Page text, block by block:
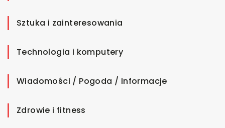
Sztuka i zainteresowania
Technologia i komputery
Wiadomości / Pogoda / Informacje
Zdrowie i fitness